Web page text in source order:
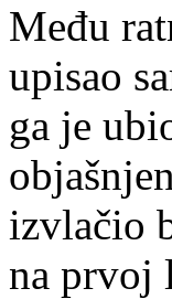
Među
upisao
ga je
izvlačio
na prvoj